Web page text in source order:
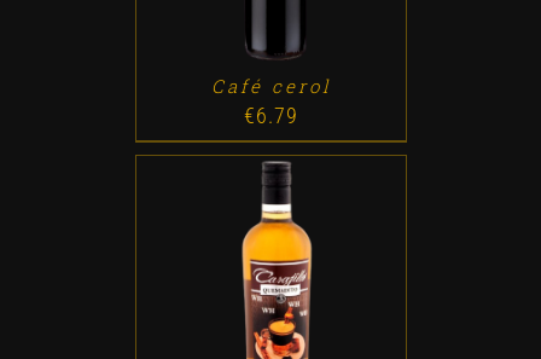
Café cerol
€6.79
ADD TO CART / DETALLES